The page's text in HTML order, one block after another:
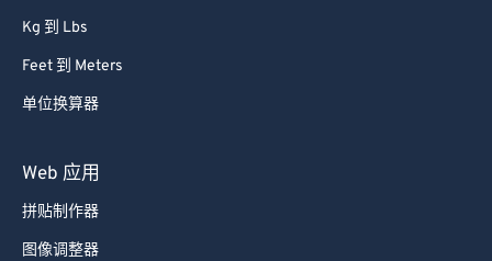
Kg 到 Lbs
Feet 到 Meters
单位换算器
Web 应用
拼贴制作器
图像调整器